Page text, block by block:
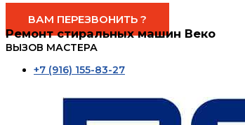
Phone-alt Whatsapp
ВАМ ПЕРЕЗВОНИТЬ ?
Ремонт стиральных машин Веко
ВЫЗОВ МАСТЕРА
+7 (916) 155-83-27